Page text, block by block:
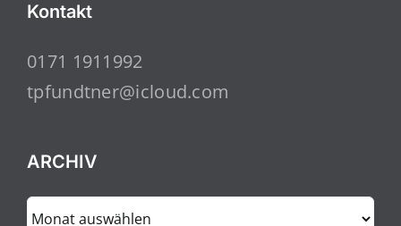
Kontakt
0171 1911992
tpfundtner@icloud.com
ARCHIV
ARCHIV